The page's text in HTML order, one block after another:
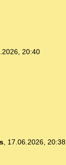
20:40
, 17.06.2026, 20:38